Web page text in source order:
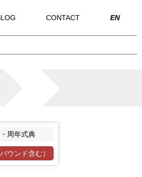
CONTACT EN
周年式典
ウンド含む）